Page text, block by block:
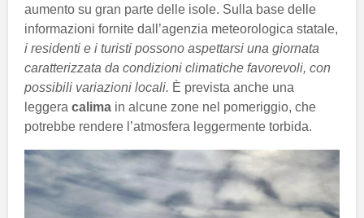
aumento su gran parte delle isole. Sulla base delle
informazioni fornite dall’agenzia meteorologica statale,
i residenti e i turisti possono aspettarsi una giornata
caratterizzata da condizioni climatiche favorevoli, con
possibili variazioni locali. È prevista anche una
leggera calima in alcune zone nel pomeriggio, che
potrebbe rendere l’atmosfera leggermente torbida.